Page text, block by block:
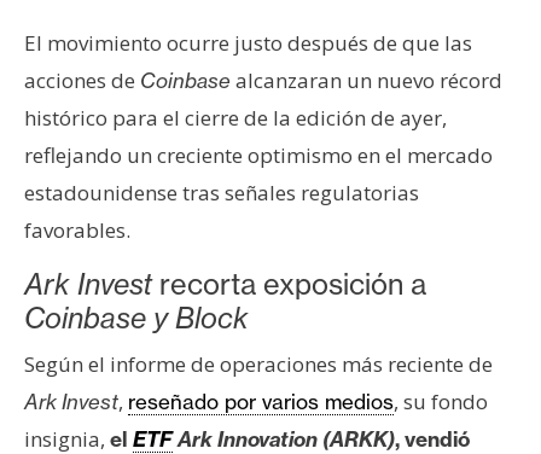
o
t
a
s
d
e
P
r
e
n
s
a
El movimiento ocurre justo después de que las
acciones de Coinbase alcanzaran un nuevo récord
histórico para el cierre de la edición de ayer,
reflejando un creciente optimismo en el mercado
estadounidense tras señales regulatorias
favorables.
Ark Investrecorta exposición a
Coinbase y Block
Según el informe de operaciones más reciente de
Ark Invest, reseñado por varios medios, su fondo
insignia, el ETFArk Innovation (ARKK), vendió